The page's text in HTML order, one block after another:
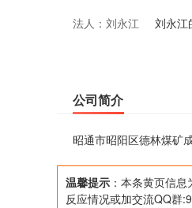
法人： 刘永江 刘永江
公司简介
昭通市昭阳区德林煤矿
温馨提示 ：本条黄页信
反应情况或加交流QQ群